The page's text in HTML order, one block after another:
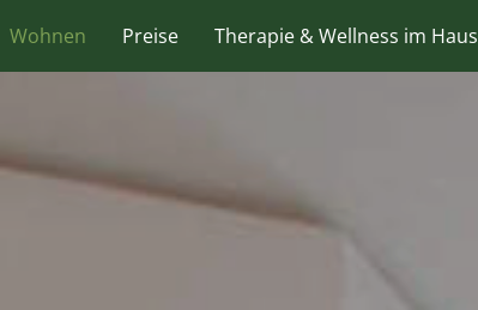
Wohnen Preise Therapie & Wellness im Haus